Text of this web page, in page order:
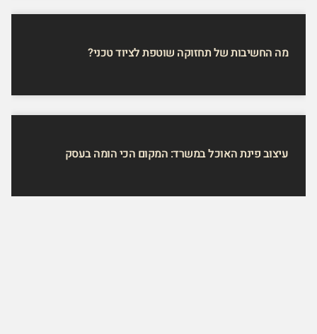
מה החשיבות של תחזוקה שוטפת לציוד טכני?
עיצוב פינת האוכל במשרד: המקום הכי הומה בעסק